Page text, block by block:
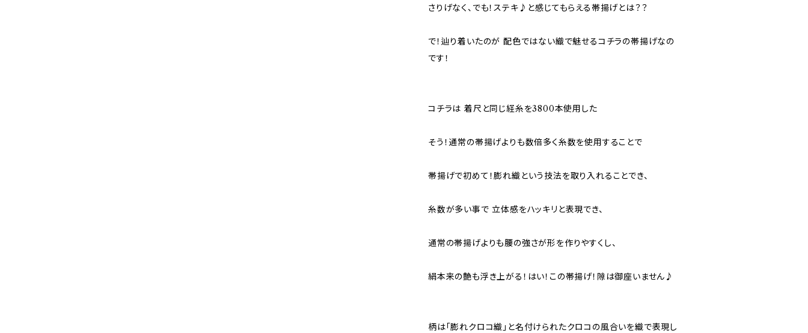
さりげなく、でも！ステキ♪と感じてもらえる帯揚げとは？？
で！辿り着いたのが 配色ではない織で魅せるコチラの帯揚げなの
です！
コチラは 着尺と同じ経糸を3800本使用した
そう！通常の帯揚げよりも数倍多く糸数を使用することで
帯揚げで初めて！膨れ織という技法を取り入れることでき、
糸数が多い事で 立体感をハッキリと表現でき、
通常の帯揚げよりも腰の強さが形を作りやすくし、
絹本来の艶も浮き上がる！はい！この帯揚げ！隙は御座いません♪
柄は「膨れクロコ織」と名付けられたクロコの風合いを織で表現し